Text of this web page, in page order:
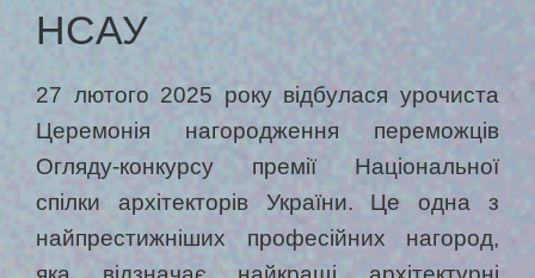
НCАУ
27 лютого 2025 року відбулася урочиста
Церемонія нагородження переможців
Огляду-конкурсу премії Національної
спілки архітекторів України. Це одна з
найпрестижніших професійних нагород,